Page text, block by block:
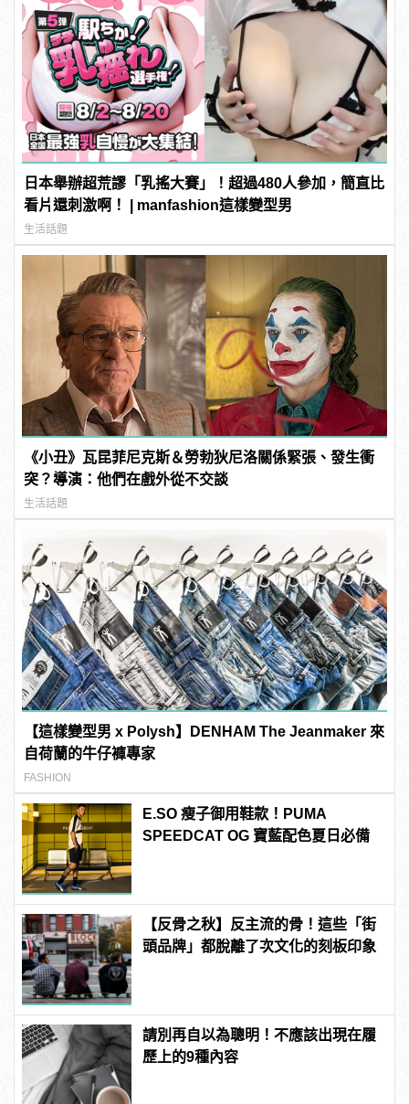
日本舉辦超荒謬「乳搖大賽」！超過480人參加，簡直比
看片還刺激啊！ | manfashion這樣變型男
生活話題
《小丑》瓦昆菲尼克斯＆勞勃狄尼洛關係緊張、發生衝
突？導演：他們在戲外從不交談
生活話題
【這樣變型男 x Polysh】DENHAM The Jeanmaker 來
自荷蘭的牛仔褲專家
FASHION
E.SO 瘦子御用鞋款！PUMA
SPEEDCAT OG 寶藍配色夏日必備
【反骨之秋】反主流的骨！這些「街
頭品牌」都脫離了次文化的刻板印象
請別再自以為聰明！不應該出現在履
歷上的9種內容